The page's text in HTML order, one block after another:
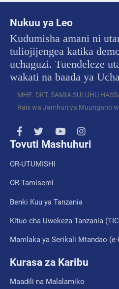
Nukuu ya Leo
Kudumisha amani ni
tuliojijengea katika
uchaguzi. Tuendeleze
wakati na baada ya
MHE. DKT. SAMIA SULUHU
Rais wa Jamhuri ya Muungano
Tovuti Mashuhuri
OR-UTUMISHI
OR-Tamisemi
Benki Kuu ya Tanzania
Kituo cha Uwekeza Tanzania
Mamlaka ya Serikali Mtandao (e-
Kurasa za Karibu
Maadili na Malalamiko